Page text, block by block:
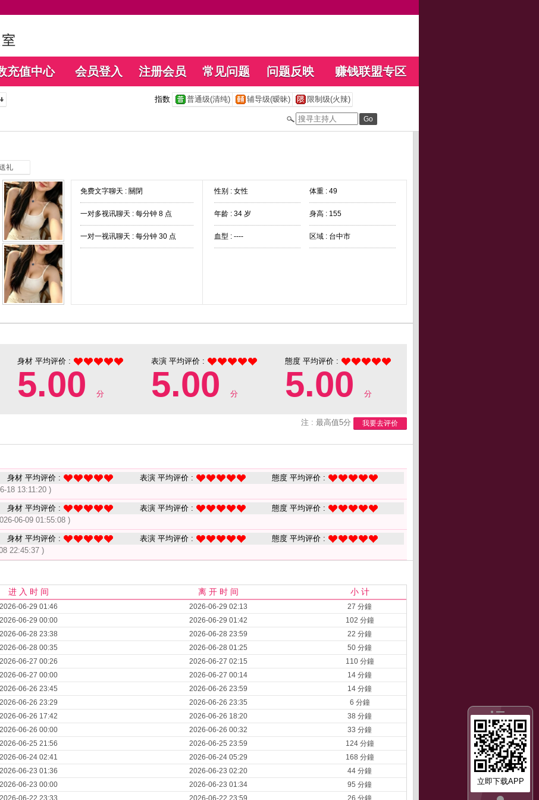
充值中心 会员登入 注册会员 常见问题 问题反映 赚钱联盟专区
立即下载APP
指数 普通级(清纯) 辅导级(暧昧) 限制级(火辣)
礼
免费文字聊天 : 關閉
一对多视讯聊天 : 每分钟 8 点
一对一视讯聊天 : 每分钟 30 点
性别 : 女性 体重 : 49
年龄 : 34 岁 身高 : 155
血型 : ---- 区域 : 台中市
身材 平均评价 :
5.00 分
表演 平均评价 :
5.00 分
態度 平均评价 :
5.00 分
注 : 最高值5分 我要去评价
身材 平均评价 : 表演 平均评价 :
態度 平均评价 :
18 13:11:20 )
身材 平均评价 : 表演 平均评价 :
態度 平均评价 :
06-09 01:55:08 )
身材 平均评价 : 表演 平均评价 :
態度 平均评价 :
22:45:37 )
进 入 时 间 离 开 时 间 小 计
2026-06-29 01:46 2026-06-29 02:13
27 分鐘
2026-06-29 00:00 2026-06-29 01:42
102 分鐘
2026-06-28 23:38 2026-06-28 23:59
22 分鐘
2026-06-28 00:35 2026-06-28 01:25
50 分鐘
2026-06-27 00:26 2026-06-27 02:15
110 分鐘
2026-06-27 00:00 2026-06-27 00:14
14 分鐘
2026-06-26 23:45 2026-06-26 23:59
14 分鐘
2026-06-26 23:29 2026-06-26 23:35
6 分鐘
2026-06-26 17:42 2026-06-26 18:20
38 分鐘
2026-06-26 00:00 2026-06-26 00:32
33 分鐘
2026-06-25 21:56 2026-06-25 23:59
124 分鐘
2026-06-24 02:41 2026-06-24 05:29
168 分鐘
2026-06-23 01:36 2026-06-23 02:20
44 分鐘
2026-06-23 00:00 2026-06-23 01:34
95 分鐘
2026-06-22 23:33 2026-06-22 23:59 26 分鐘